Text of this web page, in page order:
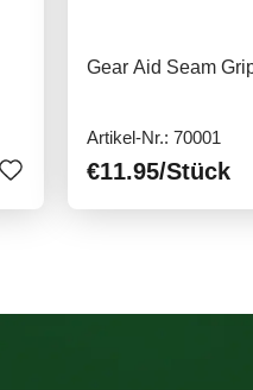
Gear Aid Seam
Artikel-Nr.: 70001
€11.95/Stück